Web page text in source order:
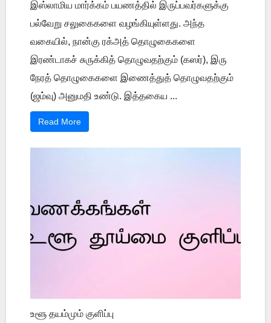
இஸ்லாமிய மார்க்கம் பயணத்தில் இருப்பவர்களுக்கு
பல்வேறு சலுகைகளை வழங்கியுள்ளது. அந்த
வகையில், நான்கு ரக்அத் தொழுகைகளை
இரண்டாகச் சுருக்கித் தொழுவதற்கும் (கஸர்), இரு
நேரத் தொழுகைகளை இணைத்துத் தொழுவதற்கும்
(ஜம்வு) அனுமதி உண்டு. இத்தகைய ...
Read More
உளூ தயம்மும் குளிப்பு